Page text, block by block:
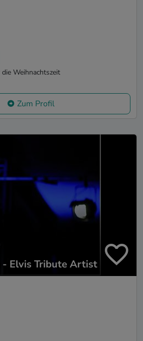
Weihnachtszeit
Zum Profil
Elvis Tribute Artist